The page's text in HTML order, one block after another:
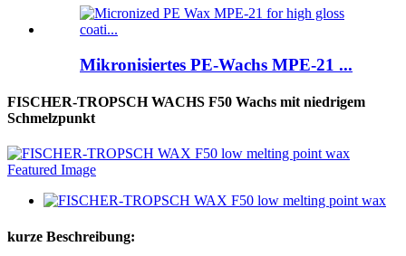
Mikronisiertes PE-Wachs MPE-21 ...
FISCHER-TROPSCH WACHS F50 Wachs mit niedrigem
Schmelzpunkt
kurze Beschreibung: